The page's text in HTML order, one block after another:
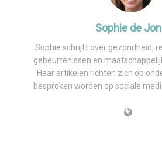
Sophie de
Sophie schrijft over gezondheid,
gebeurtenissen en
Haar artikelen richten zich op
besproken worden op sociale